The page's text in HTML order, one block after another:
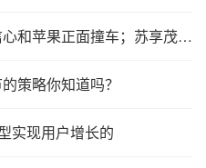
青瓜早报：雷军：小米有信心和苹果正面撞车；苏享茂事件家属初步判断团伙作案；papi酱宣布退出分答社区…
策略你知道吗？
实现用户增长的